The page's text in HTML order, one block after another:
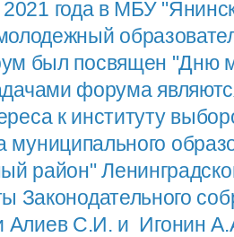
года в МБУ
был посвящен "Дню
форума
к институту
муниципального
район"
Законодательного
Алиев С.И. и Игонин